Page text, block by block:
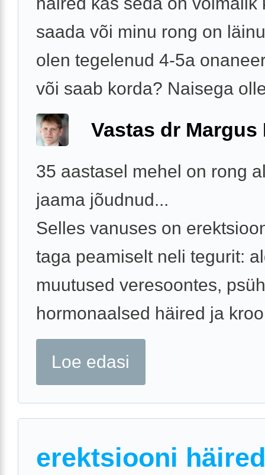
saada või minu rong on
olen tegelenud 4-5a
või saab korda? Naisega
Vastas dr Margus
35 aastasel mehel on rong
jaama jõudnud...
Selles vanuses on
taga peamiselt neli tegurit:
muutused veresoontes,
hormonaalsed häired ja
Loe edasi
erektsiooni häired